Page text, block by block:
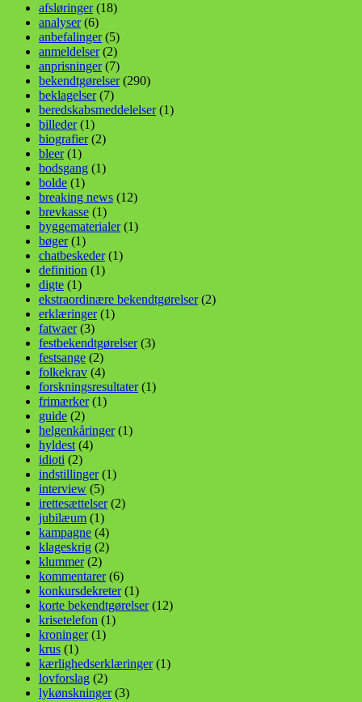
afsløringer(18)
analyser(6)
anbefalinger(5)
anmeldelser(2)
anprisninger(7)
bekendtgørelser(290)
beklagelser(7)
beredskabsmeddelelser(1)
billeder(1)
biografier(2)
bleer(1)
bodsgang (1)
bolde (1)
breaking news (12)
brevkasse (1)
byggematerialer(1)
bøger(1)
chatbeskeder(1)
definition (1)
digte (1)
ekstraordinære bekendtgørelser(2)
erklæringer(1)
fatwaer(3)
festbekendtgørelser(3)
festsange (2)
folkekrav (4)
forskningsresultater(1)
frimærker(1)
guide (2)
helgenkåringer(1)
hyldest (4)
idioti (2)
indstillinger(1)
interview (5)
irettesættelser(2)
jubilæum (1)
kampagne (4)
klageskrig (2)
klummer(2)
kommentarer(6)
konkursdekreter(1)
korte bekendtgørelser(12)
krisetelefon (1)
kroninger(1)
krus (1)
kærlighedserklæringer(1)
lovforslag (2)
lykønskninger(3)